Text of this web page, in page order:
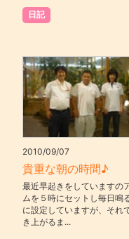
日記
2010/09/07
貴重な朝の時間♪
最近早起きをしていますの
ムを５時にセットし毎日鳴
に設定していますが、それ
き上がるま...